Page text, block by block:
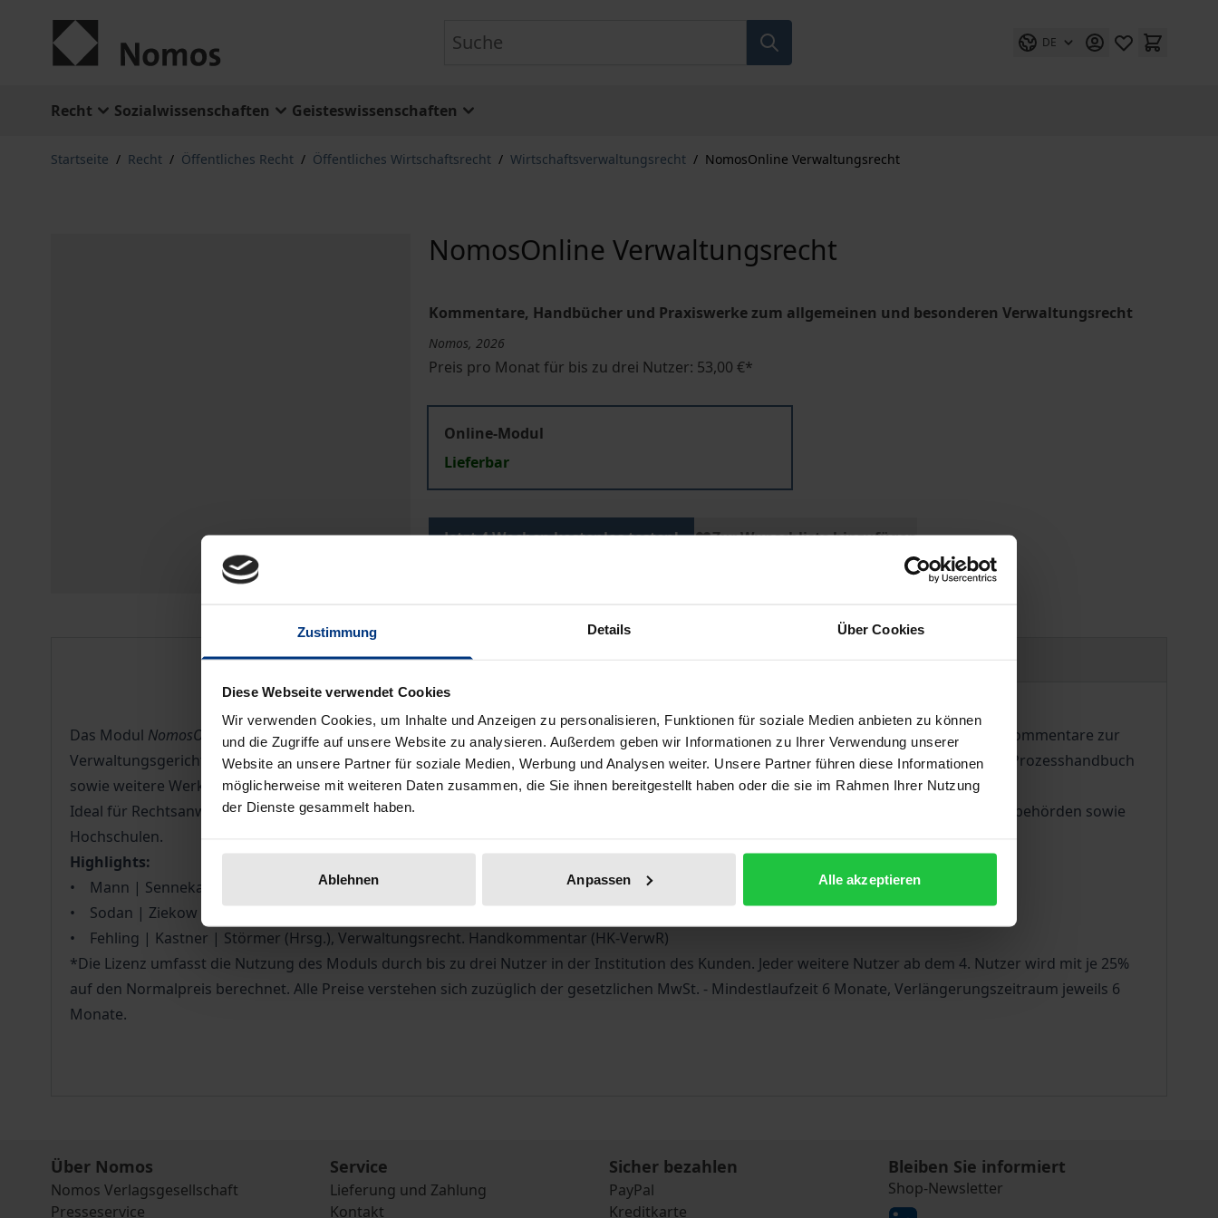
Zustimmung Details Über Cookies
Diese Webseite verwendet Cookies
Wir verwenden Cookies, um Inhalte und Anzeigen zu personalisieren, Funktionen für soziale Medien anbieten zu können
und die Zugriffe auf unsere Website zu analysieren. Außerdem geben wir Informationen zu Ihrer Verwendung unserer
Website an unsere Partner für soziale Medien, Werbung und Analysen weiter. Unsere Partner führen diese Informationen
möglicherweise mit weiteren Daten zusammen, die Sie ihnen bereitgestellt haben oder die sie im Rahmen Ihrer Nutzung
der Dienste gesammelt haben.
Ablehnen Anpassen Alle akzeptieren
DE
Recht Sozialwissenschaften Geisteswissenschaften
Startseite / Recht / Öffentliches Recht / Öffentliches Wirtschaftsrecht / Wirtschaftsverwaltungsrecht / NomosOnline Verwaltungsrecht
NomosOnline Verwaltungsrecht
Kommentare, Handbücher und Praxiswerke zum allgemeinen und besonderen Verwaltungsrecht
Nomos, 2026
Preis pro Monat für bis zu drei Nutzer: 53,00 €*
Online-Modul
Lieferbar
Jetzt 4 Wochen kostenlos testen! Zur Wunschliste hinzufügen
Beschreibung
Das Modul NomosOnline Verwaltungsrechtbündelt zentrale Werke des allgemeinen Verwaltungsrechts – einschließlich der maßgeblichen Kommentare zur
Verwaltungsgerichtsordnung (VwGO) und zum Verwaltungsverfahrensgesetz (VwVfG). Ergänzt wird das Modul durch ein Formular- und Prozesshandbuch
sowie weitere Werke zu verfahrensrechtlichen Fragen und europarechtlichen Bezügen.
Ideal für Rechtsanwält:innen, Syndikusanwält:innen, Verbandsjurist:innen, Richter:innen, Beschäftigte in Bundes-, Landes- und Kommunalbehörden sowie
Hochschulen.
Highlights:
• Mann | Sennekamp | Uechtritz (Hrsg.), Verwaltungsverfahrensgesetz. Kommentar (NK-VwVfG)
• Sodan | Ziekow (Hrsg.), Verwaltungsgerichtsordnung. Kommentar (NK-VwGO)
• Fehling | Kastner | Störmer (Hrsg.), Verwaltungsrecht. Handkommentar (HK-VerwR)
*Die Lizenz umfasst die Nutzung des Moduls durch bis zu drei Nutzer in der Institution des Kunden. Jeder weitere Nutzer ab dem 4. Nutzer wird mit je 25%
auf den Normalpreis berechnet. Alle Preise verstehen sich zuzüglich der gesetzlichen MwSt. - Mindestlaufzeit 6 Monate, Verlängerungszeitraum jeweils 6
Monate.
Über Nomos
Nomos Verlagsgesellschaft
Presseservice
Service
Lieferung und Zahlung
Kontakt
Sicher bezahlen
PayPal
Kreditkarte
Bleiben Sie informiert
Shop-Newsletter